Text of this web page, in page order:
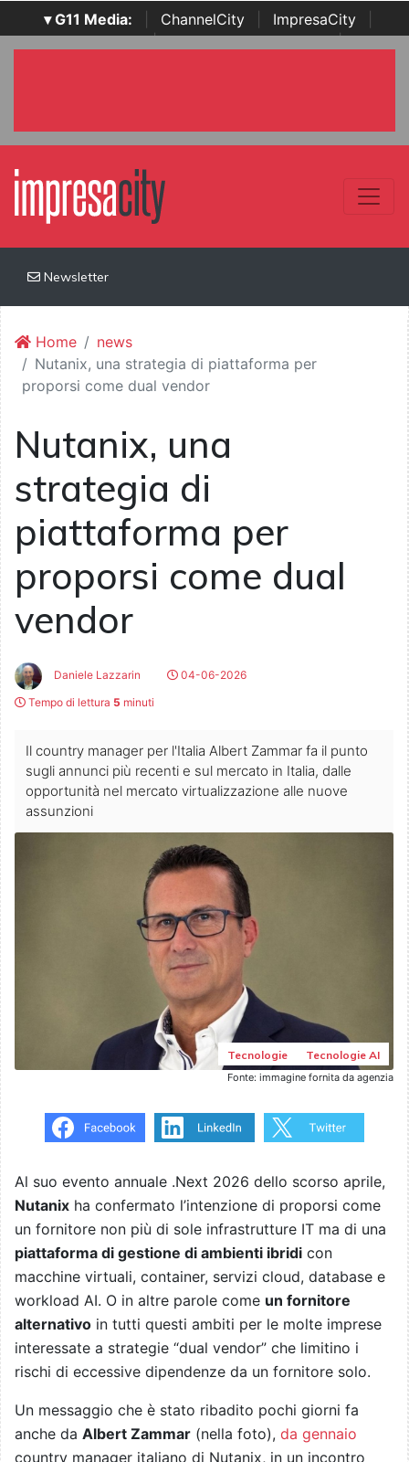
▾ G11 Media: ChannelCity ImpresaCity
SecurityOpenLab | Italian Channel Awards | Italian
Newsletter
Home
news
Nutanix, una strategia di piattaforma per
proporsi come dual vendor
Nutanix, una
strategia di
piattaforma per
proporsi come dual
vendor
Daniele Lazzarin
04-06-2026
Tempo di lettura 5 minuti
Il country manager per l'Italia Albert Zammar fa il punto
sugli annunci più recenti e sul mercato in Italia, dalle
opportunità nel mercato virtualizzazione alle nuove
assunzioni
Tecnologie Tecnologie AI
Fonte: immagine fornita da agenzia
Al suo evento annuale .Next 2026 dello scorso aprile,
Nutanix ha confermato l’intenzione di proporsi come
un fornitore non più di sole infrastrutture IT ma di una
piattaforma di gestione di ambienti ibridi con
macchine virtuali, container, servizi cloud, database e
workload AI. O in altre parole come un fornitore
alternativo in tutti questi ambiti per le molte imprese
interessate a strategie “dual vendor” che limitino i
rischi di eccessive dipendenze da un fornitore solo.
Un messaggio che è stato ribadito pochi giorni fa
anche da Albert Zammar (nella foto), da gennaio
country manager italiano di Nutanix, in un incontro